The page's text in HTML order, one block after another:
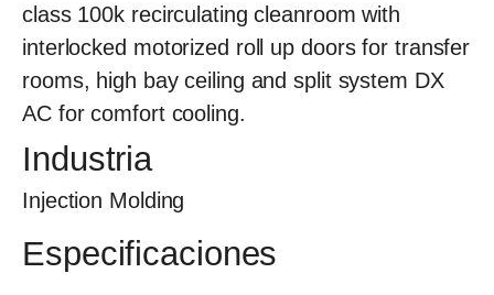
class 100k recirculating cleanroom with
interlocked motorized roll up doors for transfer
rooms, high bay ceiling and split system DX
AC for comfort cooling.
Industria
Injection Molding
Especificaciones